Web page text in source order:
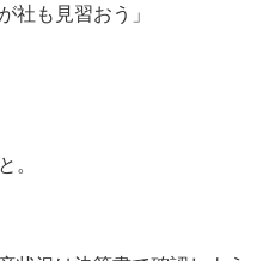
社も見習おう」
。